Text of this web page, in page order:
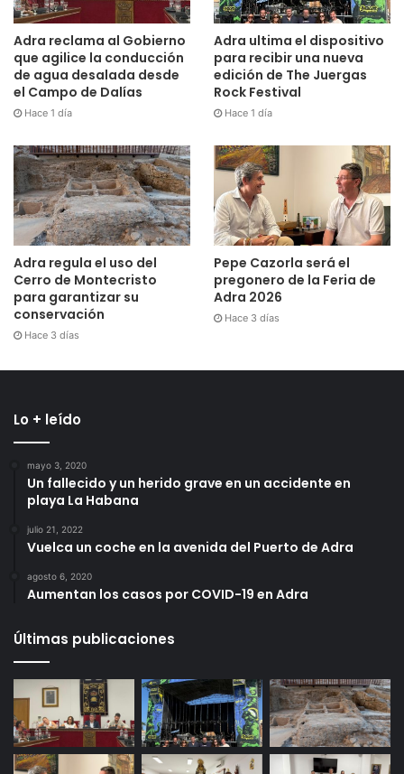
Adra reclama al Gobierno
que agilice la conducción
de agua desalada desde
el Campo de Dalías
Hace 1 día
Adra ultima el dispositivo
para recibir una nueva
edición de The Juergas
Rock Festival
Hace 1 día
Adra regula el uso del
Cerro de Montecristo
para garantizar su
conservación
Hace 3 días
Pepe Cazorla será el
pregonero de la Feria de
Adra 2026
Hace 3 días
Lo + leído
mayo 3, 2020
Un fallecido y un herido grave en un accidente en
playa La Habana
julio 21, 2022
Vuelca un coche en la avenida del Puerto de Adra
agosto 6, 2020
Aumentan los casos por COVID-19 en Adra
Últimas publicaciones